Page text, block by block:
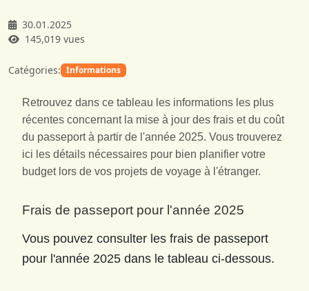
30.01.2025
145,019 vues
Catégories: Informations
Retrouvez dans ce tableau les informations les plus
récentes concernant la mise à jour des frais et du coût
du passeport à partir de l'année 2025. Vous trouverez
ici les détails nécessaires pour bien planifier votre
budget lors de vos projets de voyage à l'étranger.
Frais de passeport pour l'année 2025
Vous pouvez consulter les frais de passeport
pour l'année 2025 dans le tableau ci-dessous.